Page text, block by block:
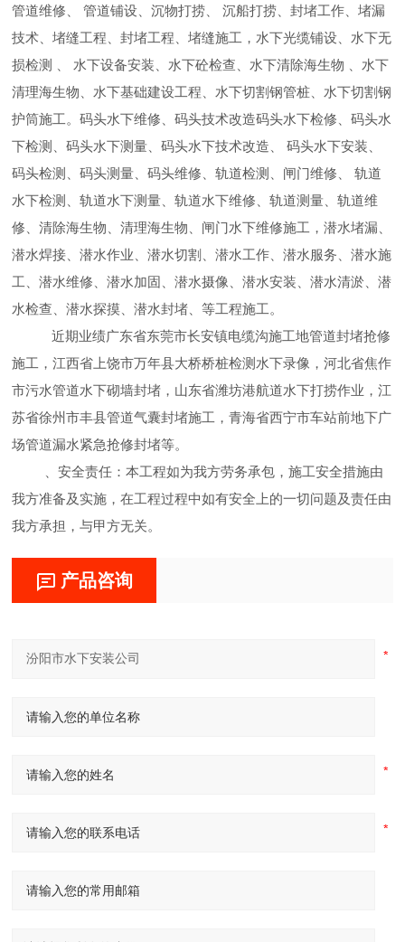
管道维修、 管道铺设、沉物打捞、 沉船打捞、封堵工作、堵漏
技术、堵缝工程、封堵工程、堵缝施工，水下光缆铺设、水下无
损检测 、 水下设备安装、水下砼检查、水下清除海生物 、水下
清理海生物、水下基础建设工程、水下切割钢管桩、水下切割钢
护筒施工。码头水下维修、码头技术改造码头水下检修、码头水
下检测、码头水下测量、码头水下技术改造、 码头水下安装、
码头检测、码头测量、码头维修、轨道检测、闸门维修、 轨道
水下检测、轨道水下测量、轨道水下维修、轨道测量、轨道维
修、清除海生物、清理海生物、闸门水下维修施工，潜水堵漏、
潜水焊接、潜水作业、潜水切割、潜水工作、潜水服务、潜水施
工、潜水维修、潜水加固、潜水摄像、潜水安装、潜水清淤、潜
水检查、潜水探摸、潜水封堵、等工程施工。
近期业绩广东省东莞市长安镇电缆沟施工地管道封堵抢修
施工，江西省上饶市万年县大桥桥桩检测水下录像，河北省焦作
市污水管道水下砌墙封堵，山东省潍坊港航道水下打捞作业，江
苏省徐州市丰县管道气囊封堵施工，青海省西宁市车站前地下广
场管道漏水紧急抢修封堵等。
、安全责任：本工程如为我方劳务承包，施工安全措施由
我方准备及实施，在工程过程中如有安全上的一切问题及责任由
我方承担，与甲方无关。
产品咨询